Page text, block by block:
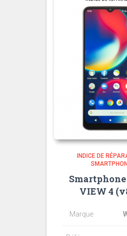
INDICE DE
VIEW 4
Marque